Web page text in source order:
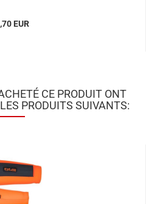
EUR
CE PRODUIT ONT
PRODUITS SUIVANTS: